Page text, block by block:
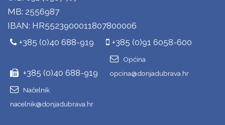
MB: 2556987
IBAN: HR5523900011807800006
+385 (0)40 688-919
+385 (0)91 6058-600
+385 (0)40 688-919
Općina
opcina@donjadubrava.hr
Načelnik
nacelnik@donjadubrava.hr